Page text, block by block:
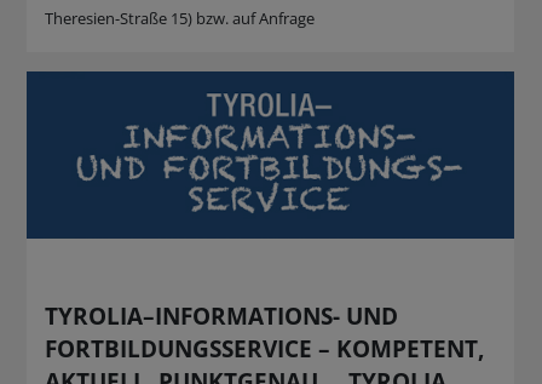
Theresien-Straße 15) bzw. auf Anfrage
TYROLIA–INFORMATIONS- UND
FORTBILDUNGSSERVICE – KOMPETENT,